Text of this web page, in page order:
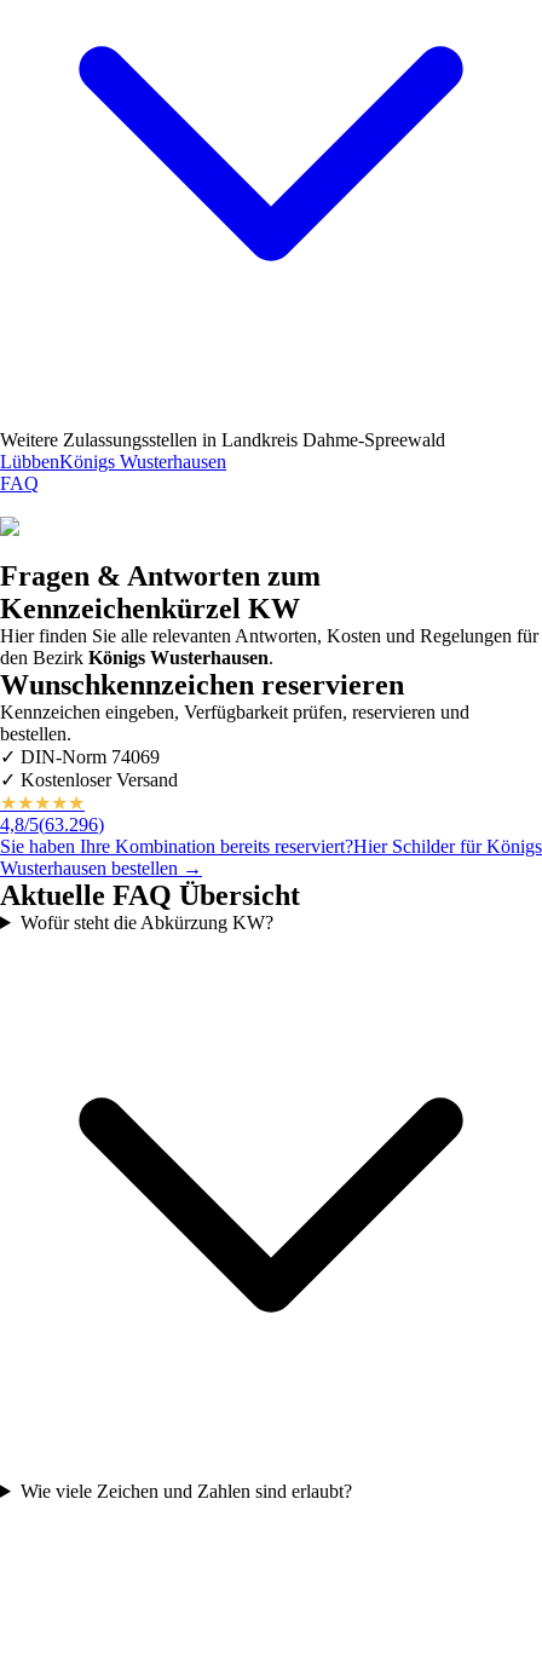
Weitere Zulassungsstellen in Landkreis Dahme-Spreewald
LübbenKönigs Wusterhausen
FAQ
Fragen & Antworten zum
Kennzeichenkürzel KW
Hier finden Sie alle relevanten Antworten, Kosten und Regelungen für
den Bezirk Königs Wusterhausen.
Wunschkennzeichen reservieren
Kennzeichen eingeben, Verfügbarkeit prüfen, reservieren und
bestellen.
✓ DIN-Norm 74069
✓ Kostenloser Versand
★★★★★
4,8/5(63.296)
Sie haben Ihre Kombination bereits reserviert?Hier Schilder fürKönigs
Wusterhausen bestellen →
Aktuelle FAQ Übersicht
Wofür steht die Abkürzung KW?
Wie viele Zeichen und Zahlen sind erlaubt?